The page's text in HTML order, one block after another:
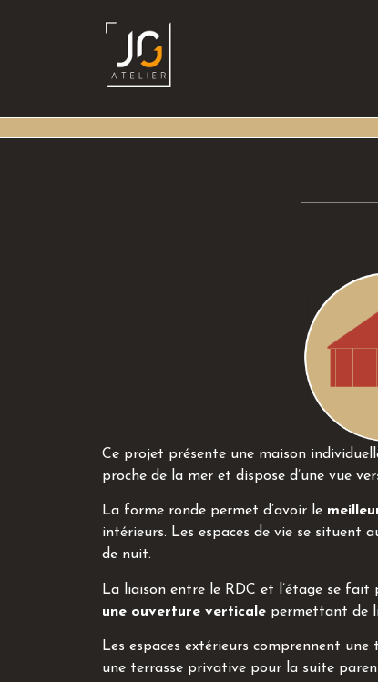
Ce projet présente une maison
proche de la mer et dispose d’une vue
La forme ronde permet d’avoir le
intérieurs. Les espaces de vie se situent
de nuit.
La liaison entre le RDC et l’étage se fait
une ouverture verticale permettant de
Les espaces extérieurs comprennent
une terrasse privative pour la suite